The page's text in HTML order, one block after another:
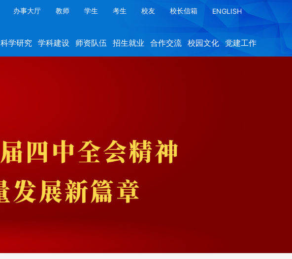
办事大厅 教师 学生 考生 校友 校长信箱 ENGLISH
科学研究 学科建设 师资队伍 招生就业 合作交流 校园文化 党建工作